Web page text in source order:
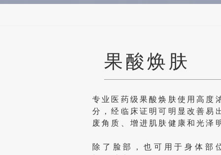
果酸焕肤
专业医药级果酸焕肤使用高度
分，经临床证明可明显改善易
废角质、增进肌肤健康和光泽
除了脸部，也可用于身体部